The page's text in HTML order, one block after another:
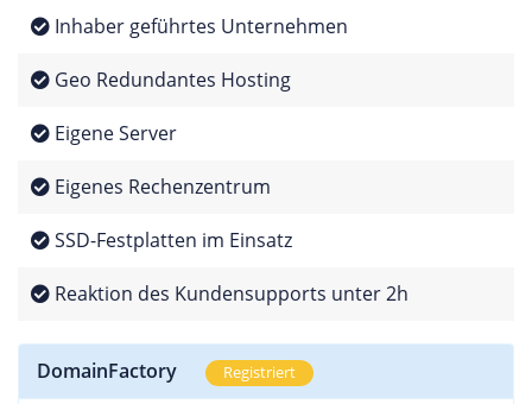
Inhaber geführtes Unternehmen
Geo Redundantes Hosting
Eigene Server
Eigenes Rechenzentrum
SSD-Festplatten im Einsatz
Reaktion des Kundensupports unter 2h
DomainFactory Registriert